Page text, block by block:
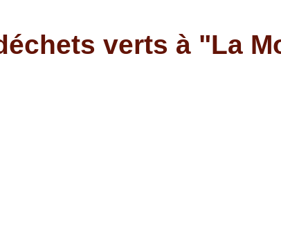
verts à "La